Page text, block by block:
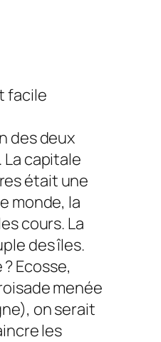
facile
des deux
capitale
était une
monde, la
cours. La
des îles.
Ecosse,
menée
on serait
les